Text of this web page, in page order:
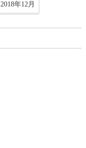
2018年12月